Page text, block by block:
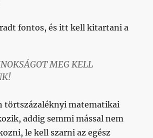
fontos, és itt kell kitartani a
MEG KELL
törtszázaléknyi matematikai
addig semmi mással nem
le kell szarni az egész